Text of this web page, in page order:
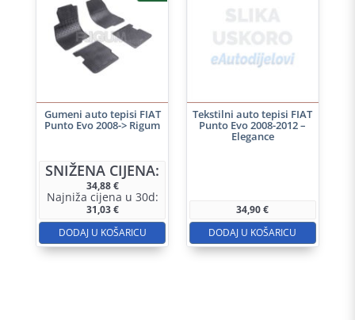
Gumeni auto tepisi FIAT
Punto Evo 2008-> Rigum
SNIŽENA CIJENA:
34,88€
Najniža cijena u 30d:
31,03€
DODAJ U KOŠARICU
Tekstilni auto tepisi FIAT
Punto Evo 2008-2012 –
Elegance
34,90€
DODAJ U KOŠARICU